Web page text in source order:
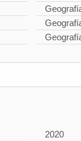
2020